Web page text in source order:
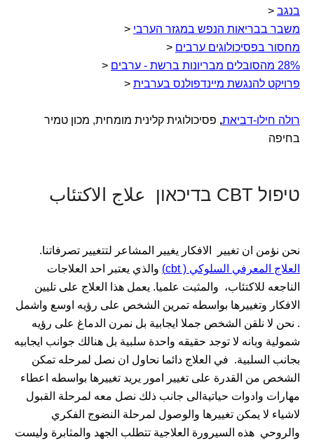
בנגב <
משבר בבריאות הנפש במגזר הערבי <
מחסור בפסיכולוגים ערבים <
28% מהסובלים מבריונות ברשת - ערבים
<
פרויקט להנגשת מיינדפולנס בערבית <
רולה חילו-דביאת, פסיכולוגית קלינית מומחית, מכון טמיר
בחיפה
טיפול CBT בדיכאון علاج الاكتئاب
نحن نؤمن ان تغيير الافكار يغيير المشاعر لتتغيير تصرفاتنا.
العلاج المعرفي السلوكي ( cbt)
والذي يعتبر احد العلاجات
الناجعه للاكتئاب، والمثبت علميا. يعمل هذا العلاج على تليين
الافكار وتغييرها بواسطه تمرين الشخص على رؤيه اوسع واشمل
. نحن لا نلقن الشخص جملا ايجابية بل نمرن الدماغ على رؤيه
شمولية وبانه لا توجد حقيقه واحدة سلبية بل هنالك جوانب ايجابيه
بجانب السلبية. في العلاج دائما نحاول ان نصل لمرحله تمكن
الشخص من القدرة على تغيير امور يريد تغييرها بواسطه اعطاء
مهارات وادوات حياتيةالى جانب ذلك نصل معه لمرحلة القبول
لاشياء لا يمكن تغييرها والوصول لمرحلة النضوج الفكري
والروحي هذه السيرورة العلاجية تتطلب الجهد والمثابرة وليست